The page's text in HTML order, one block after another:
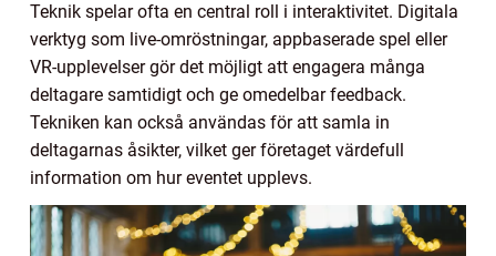
Teknik spelar ofta en central roll i interaktivitet. Digitala
verktyg som live-omröstningar, appbaserade spel eller
VR-upplevelser gör det möjligt att engagera många
deltagare samtidigt och ge omedelbar feedback.
Tekniken kan också användas för att samla in
deltagarnas åsikter, vilket ger företaget värdefull
information om hur eventet upplevs.